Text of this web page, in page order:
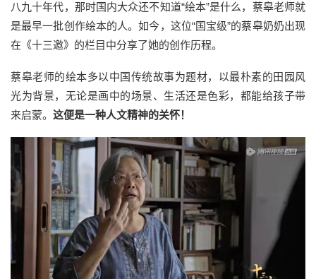
八九十年代，那时国内大众还不知道“绘本”是什么，蔡皋老师就
是最早一批创作绘本的人。如今，这位“国宝级”的蔡皋奶奶出现
在《十三邀》的栏目中分享了她的创作历程。
蔡皋老师的绘本多以中国传统故事为题材，以最朴素的田园风
光为背景，无论是画中的场景、生活还是色彩，都能给孩子带
来启蒙。 这便是一种人文精神的关怀！